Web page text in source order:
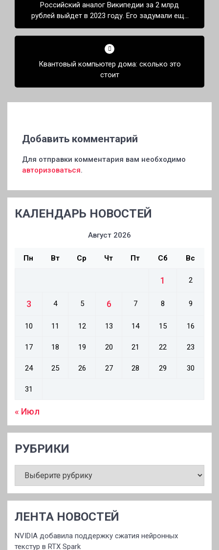
записямРоссийский аналог Википедии за 2 млрд
рублей выйдет в 2023 году. Его задумали ещё
в 2010-м
Квантовый компьютер дома: сколько это
стоит
Добавить комментарий
Для отправки комментария вам необходимо
авторизоваться.
КАЛЕНДАРЬ НОВОСТЕЙ
Август 2026
Пн Вт Ср Чт Пт Сб Вс
1 2
3 4 5 6 7 8 9
10 11 12 13 14 15 16
17 18 19 20 21 22 23
24 25 26 27 28 29 30
31
« Июл
РУБРИКИ
ЛЕНТА НОВОСТЕЙ
NVIDIA добавила поддержку сжатия нейронных
текстур в RTX Spark